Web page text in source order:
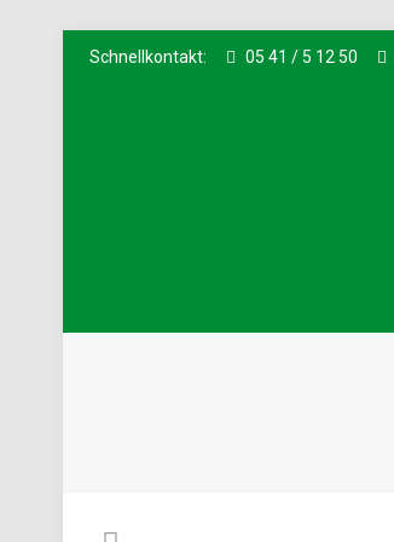
Schnellkontakt: 05 41 / 5 12 50